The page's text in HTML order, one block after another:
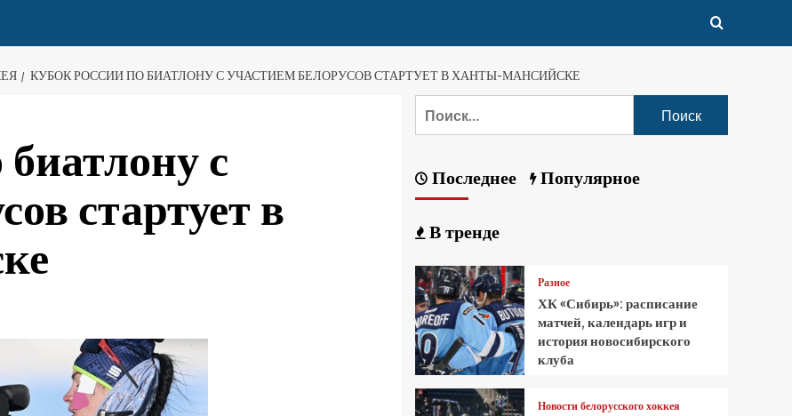
КУБОК РОССИИ ПО БИАТЛОНУ С УЧАСТИЕМ БЕЛОРУСОВ СТАРТУЕТ В ХАНТЫ-МАНСИЙСКЕ
с
стартует в
Последнее Популярное
В тренде
Разное
ХК «Сибирь»: расписание
матчей, календарь игр и
история новосибирского
клуба
Новости белорусского хоккея